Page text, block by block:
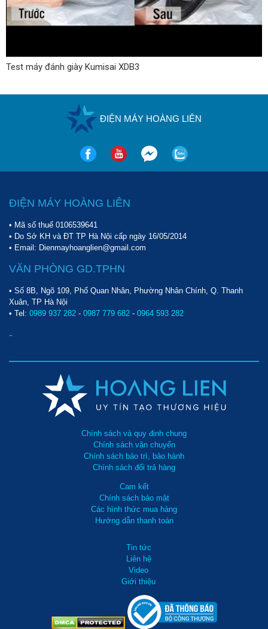
Test máy đánh giày Kumisai XDB3
ĐIỆN MÁY HOÀNG LIÊN
ĐIỆN MÁY HOÀNG LIÊN
• Mã số thuế 0106539641
• Do Sở KH và ĐT TP Hà Nội cấp ngày 16/05/2014
• Email: Dienmayhoanglien@gmail.com
VĂN PHÒNG GD.TPHN
• Số 8B, Ngõ 109, Phố Quan Nhân, Phường Nhân Chính, Q. Thanh
Xuân, TP Hà Nội
• Tel: 0989 937 282 - 0987 779 682 - 0964 593 282
-
Chính sách và quy định chung
Chính sách vận chuyển
Chính sách bảo trì, bảo hành
Chính sách đổi trả hàng
Cam kết
Chính sách bảo mật
Các hình thức mua hàng
Hướng dẫn thanh toán
Tin tức
Liên hệ
Video
Giới thiệu